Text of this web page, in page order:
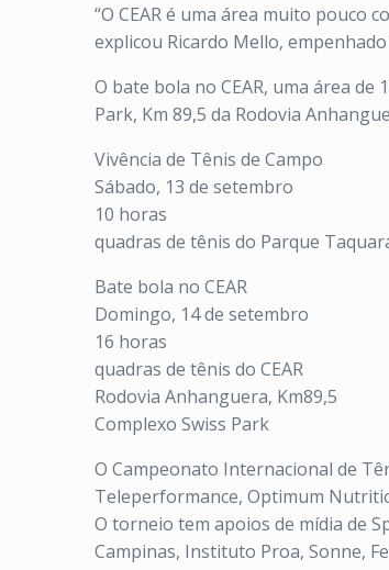
“O CEAR é uma área muito pouco
explicou Ricardo Mello,
O bate bola no CEAR, uma área
Park, Km 89,5 da Rodovia
Vivência de Tênis de Campo
Sábado, 13 de setembro
10 horas
quadras de tênis do Parque
Bate bola no CEAR
Domingo, 14 de setembro
16 horas
quadras de tênis do CEAR
Rodovia Anhanguera, Km89,5
Complexo Swiss Park
O Campeonato Internacional de
Teleperformance, Optimum
O torneio tem apoios de mídia de
Campinas, Instituto Proa, Sonne,